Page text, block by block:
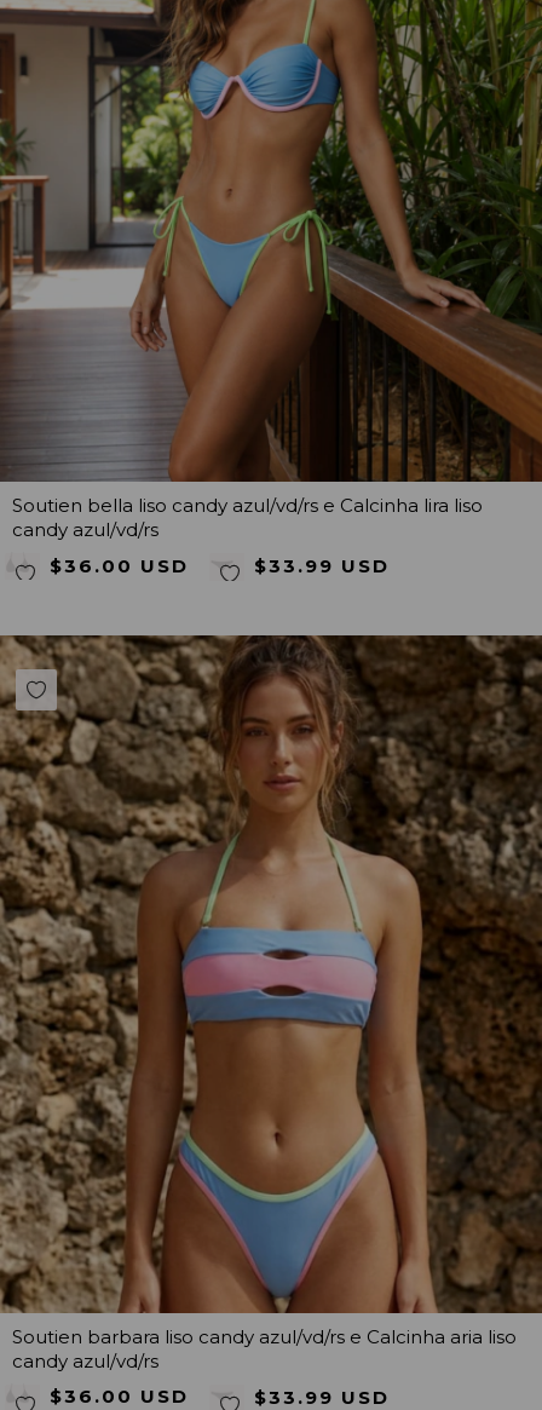
Soutien bella liso candy azul/vd/rs e Calcinha lira liso
candy azul/vd/rs
$36.00 USD
$33.99 USD
Soutien barbara liso candy azul/vd/rs e Calcinha aria liso
candy azul/vd/rs
$36.00 USD
$33.99 USD